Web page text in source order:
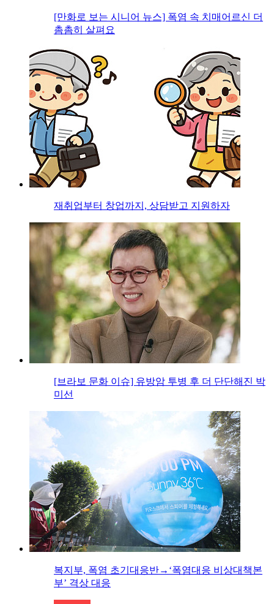
[만화로 보는 시니어 뉴스] 폭염 속 치매어르신 더
촘촘히 살펴요
재취업부터 창업까지, 상담받고 지원하자
[브라보 문화 이슈] 유방암 투병 후 더 단단해진 박
미선
복지부, 폭염 초기대응반→‘폭염대응 비상대책본
부’ 격상 대응